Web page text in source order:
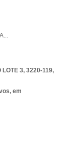
...
LOTE 3, 3220-119,
em